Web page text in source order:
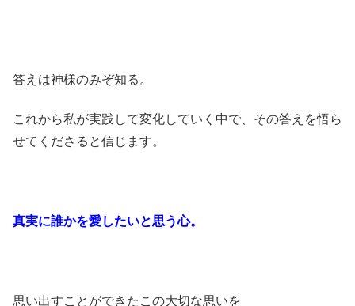
答えは神様のみぞ知る。
これから私が実践して変化していく中で、その答えを悟ら
せてくださると信じます。
真実に誰かを愛したいと思う心。
思い出すことができたこの大切な思いを